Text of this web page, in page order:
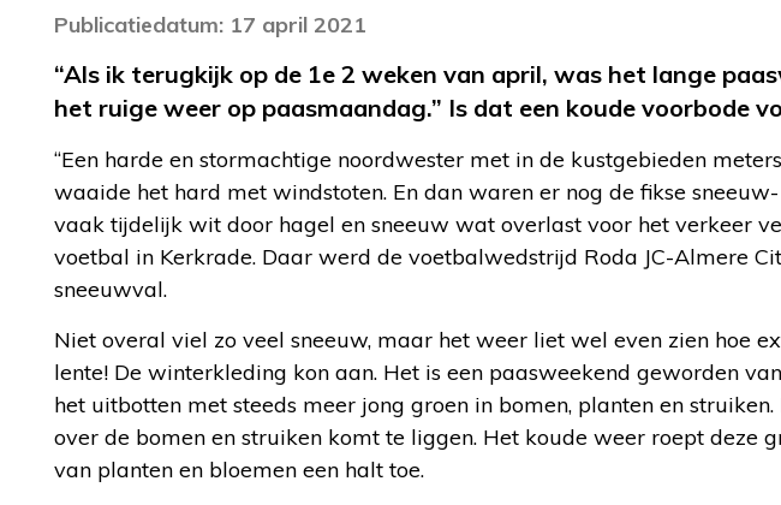
Publicatiedatum: 17 april 2021
“Als ik terugkijk op de 1e 2 weken van april, was het lange
het ruige weer op paasmaandag.” Is dat een koude voorbode
“Een harde en stormachtige noordwester met in de kustgebieden
waaide het hard met windstoten. En dan waren er nog de fikse
vaak tijdelijk wit door hagel en sneeuw wat overlast voor het verkeer
voetbal in Kerkrade. Daar werd de voetbalwedstrijd Roda JC-Almere
sneeuwval.
Niet overal viel zo veel sneeuw, maar het weer liet wel even zien hoe
lente! De winterkleding kon aan. Het is een paasweekend geworden
het uitbotten met steeds meer jong groen in bomen, planten en
over de bomen en struiken komt te liggen. Het koude weer roept deze
van planten en bloemen een halt toe.